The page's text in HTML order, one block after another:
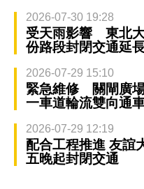
2026-07-30 19:28
受天雨影響 東北
份路段封閉交通延
2026-07-29 15:10
緊急維修 關閘廣
一車道輪流雙向通
2026-07-29 12:19
配合工程推進 友誼
五晚起封閉交通